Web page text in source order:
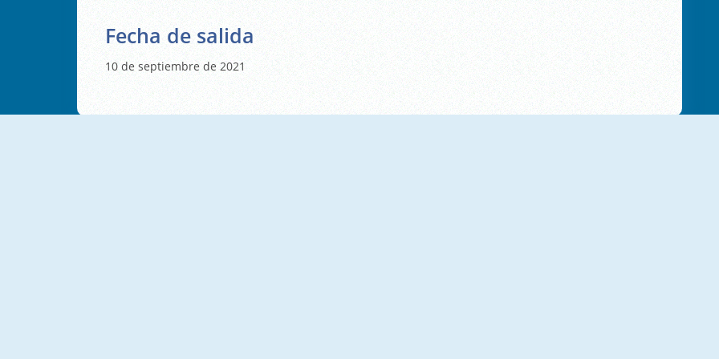
Fecha de salida
10 de septiembre de 2021